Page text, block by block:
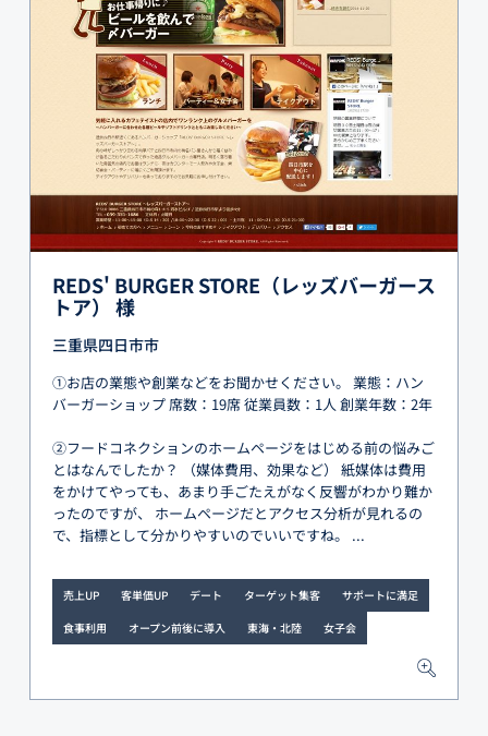
REDS' BURGER STORE（レッズバーガース
トア） 様
三重県四日市市
①お店の業態や創業などをお聞かせください。 業態：ハン
バーガーショップ 席数：19席 従業員数：1人 創業年数：2年
②フードコネクションのホームページをはじめる前の悩みご
とはなんでしたか？ （媒体費用、効果など） 紙媒体は費用
をかけてやっても、あまり手ごたえがなく反響がわかり難か
ったのですが、 ホームページだとアクセス分析が見れるの
で、指標として分かりやすいのでいいですね。 ...
売上UP 客単価UP デート ターゲット集客
サポートに満足
食事利用
オープン前後に導入 東海・北陸 女子会